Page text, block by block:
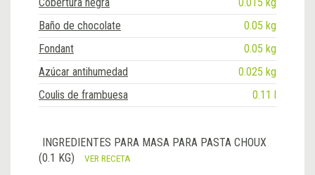
Baño de chocolate
0.05 kg
Fondant
0.05 kg
Azúcar antihumedad
0.025 kg
Coulis de frambuesa
0.11 l
INGREDIENTES PARA MASA PARA PASTA CHOUX
(0.1 KG)
VER RECETA